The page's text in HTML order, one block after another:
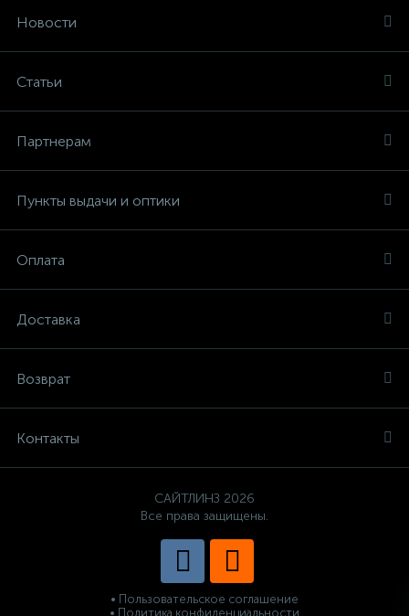
Новости
Статьи
Партнерам
Пункты выдачи и оптики
Оплата
Доставка
Возврат
Контакты
САЙТЛИНЗ 2026
Все права защищены.
• Пользовательское соглашение
• Политика конфиденциальности